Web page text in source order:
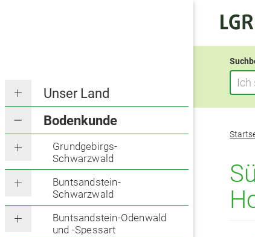
Unser Land
Bodenkunde
Grundgebirgs-
Schwarzwald
Buntsandstein-
Schwarzwald
Buntsandstein-Odenwald
und -Spessart